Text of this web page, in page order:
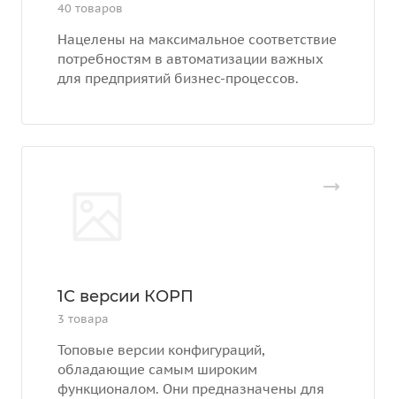
40 товаров
Нацелены на максимальное соответствие
потребностям в автоматизации важных
для предприятий бизнес-процессов.
1С версии КОРП
3 товара
Топовые версии конфигураций,
обладающие самым широким
функционалом. Они предназначены для